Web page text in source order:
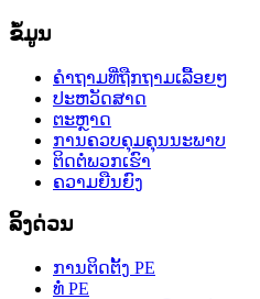
ຂໍ້ມູນ
ຄຳຖາມທີ່ຖືກຖາມເລື້ອຍໆ
ປະຫວັດສາດ
ຕະຫຼາດ
ການຄວບຄຸມຄຸນນະພາບ
ຕິດຕໍ່ພວກເຮົາ
ຄວາມຍືນຍົງ
ລິ້ງດ່ວນ
ການຕິດຕັ້ງ PE
ທໍ່ PE